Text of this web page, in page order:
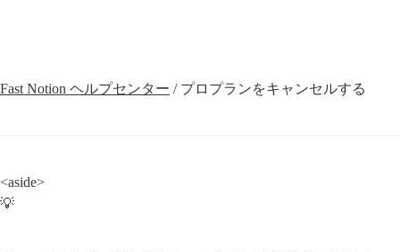
Fast Notion ヘルプセンター / プロプランをキャンセルする
<aside>
💡